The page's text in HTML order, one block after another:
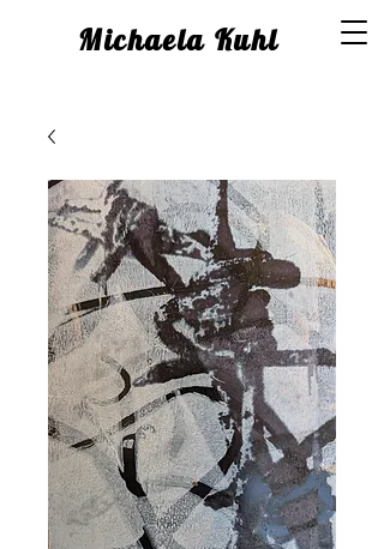
Michaela Kuhl